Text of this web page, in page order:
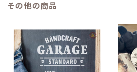
その他の商品